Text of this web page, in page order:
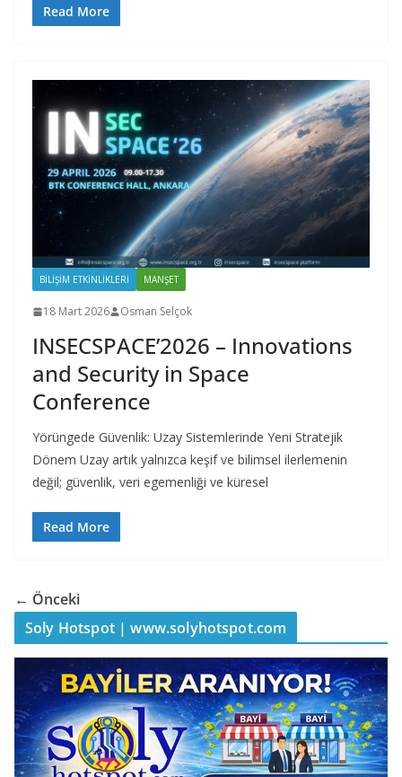
Read More
BILIŞIM ETKINLIKLERI MANŞET
18 Mart 2026 Osman Selçok
INSECSPACE’2026 – Innovations
and Security in Space
Conference
Yörüngede Güvenlik: Uzay Sistemlerinde Yeni Stratejik
Dönem Uzay artık yalnızca keşif ve bilimsel ilerlemenin
değil; güvenlik, veri egemenliği ve küresel
Read More
← Önceki
Soly Hotspot | www.solyhotspot.com